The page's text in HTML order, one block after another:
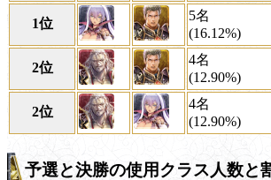
1位
5名
(16.12%)
2位
4名
(12.90%)
2位
4名
(12.90%)
予選と決勝の使用クラス人数と